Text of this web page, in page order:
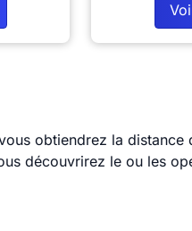
obtiendrez la distance
découvrirez le ou les